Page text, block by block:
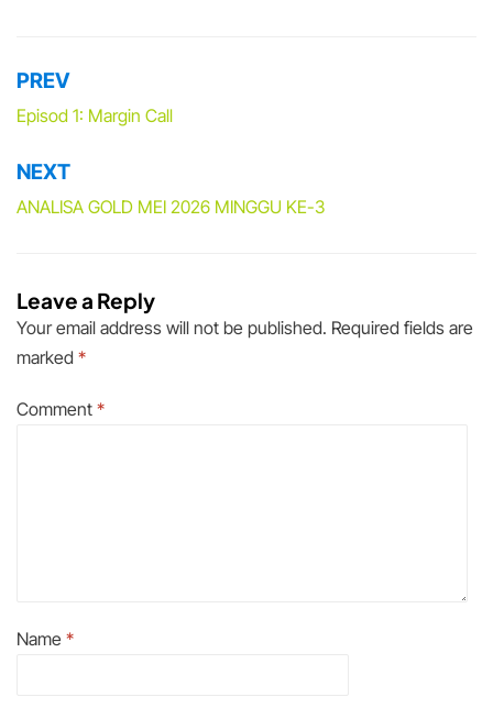
Post
navigation
PREV
Episod 1: Margin Call
NEXT
ANALISA GOLD MEI 2026 MINGGU KE-3
Leave a Reply
Your email address will not be published. Required fields are
marked *
Comment *
Name *